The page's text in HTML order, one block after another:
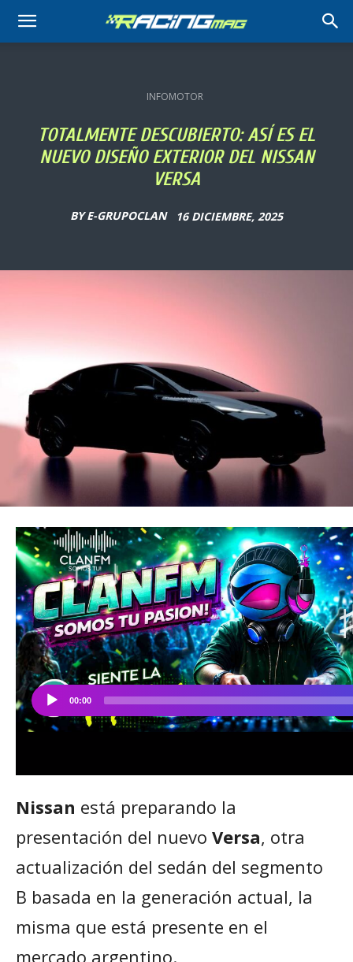
RACING
INFOMOTOR
TOTALMENTE DESCUBIERTO: ASÍ ES EL
NUEVO DISEÑO EXTERIOR DEL NISSAN
VERSA
BY E-GRUPOCLAN 16 DICIEMBRE, 2025
Nissan está preparando la
presentación del nuevo Versa, otra
actualización del sedán del segmento
B basada en la generación actual, la
misma que está presente en el
mercado argentino.